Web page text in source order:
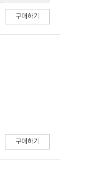
고 군 문화
전 세계적으
체생활에
위한 체계
극복할 수
구매하기
구매하기